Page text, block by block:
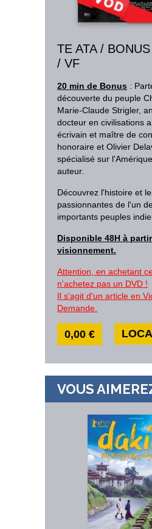
TE ATA /
/ VF
20 min de Bonus :
découverte du peuple
Marie-Claude Strigler,
docteur en civilisations
écrivain et maître de
honoraire et Olivier
spécialisé sur
auteur.
Découvrez l'histoire et
passionnantes de l'un
importants peuples
Disponible 48H à
visionnement.
Attention, en achetant
n'achetez pas un DVD !
Il s'agit d'un article en
Demande.
0,00 €
VOUS